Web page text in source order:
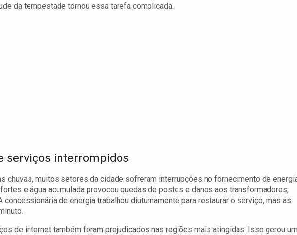
da tempestade tornou essa tarefa complicada.
serviços interrompidos
chuvas, muitos setores da cidade sofreram interrupções no fornecimento de
e água acumulada provocou quedas de postes e danos aos transformadores,
de energia trabalhou diuturnamente para restaurar o serviço, mas as
de internet também foram prejudicados nas regiões mais atingidas. Isso gerou